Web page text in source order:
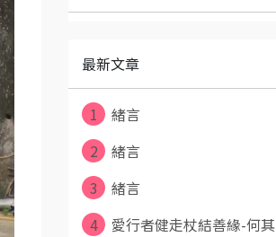
最新文章
1
緒言
2
緒言
3
緒言
4
愛行者健走杖結善緣-何其